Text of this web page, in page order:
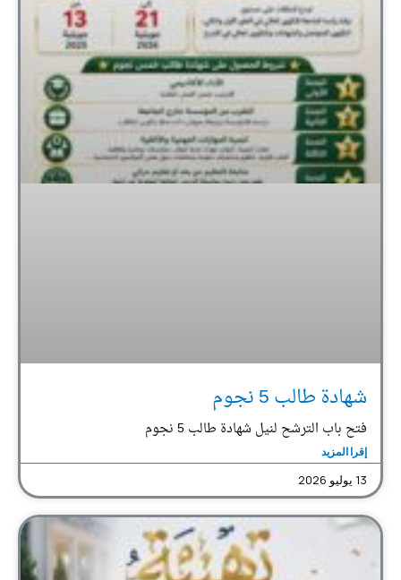
شهادة طالب 5 نجوم
فتح باب الترشح لنيل شهادة طالب 5 نجوم
إقرا المزيد
13 يوليو 2026